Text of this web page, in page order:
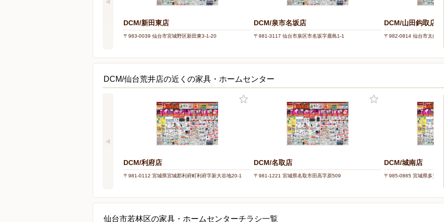
DCM/新田東店
〒983-0039 仙台市宮城野区新田東3-1-20
DCM/泉市名坂店
〒981-3117 仙台市泉区市名坂字鹿島1-1
DCM/山田鈎取店
〒982-0814 仙台市太白区
DCM/仙台荒井店の近くの家具・ホームセンター
DCM/利府店
〒981-0112 宮城県宮城郡利府町利府字新大谷地20-1
DCM/名取店
〒981-1221 宮城県名取市田高字原509
DCM/城南店
〒985-0865 宮城県多賀城
仙台市若林区の家具・ホームセンターチラシ一覧